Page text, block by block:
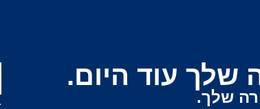
עוד היום.
שלך.